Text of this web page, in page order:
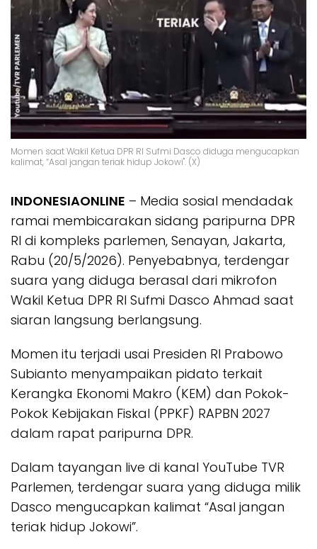
Momen saat Wakil Ketua DPR RI Sufmi Dasco diduga mengucapkan
kalimat, “Asal jangan teriak hidup Jokowi". (X)
INDONESIAONLINE – Media sosial mendadak
ramai membicarakan sidang paripurna DPR
RI di kompleks parlemen, Senayan, Jakarta,
Rabu (20/5/2026). Penyebabnya, terdengar
suara yang diduga berasal dari mikrofon
Wakil Ketua DPR RI Sufmi Dasco Ahmad saat
siaran langsung berlangsung.
Momen itu terjadi usai Presiden RI Prabowo
Subianto menyampaikan pidato terkait
Kerangka Ekonomi Makro (KEM) dan Pokok-
Pokok Kebijakan Fiskal (PPKF) RAPBN 2027
dalam rapat paripurna DPR.
Dalam tayangan live di kanal YouTube TVR
Parlemen, terdengar suara yang diduga milik
Dasco mengucapkan kalimat “Asal jangan
teriak hidup Jokowi”.